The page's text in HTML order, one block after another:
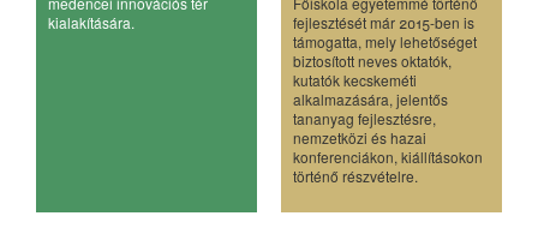
kialakítására.
fejlesztését már 2015-ben is
támogatta, mely lehetőséget
biztosított neves oktatók,
kutatók kecskeméti
alkalmazására, jelentős
tananyag fejlesztésre,
nemzetközi és hazai
konferenciákon, kiállításokon
történő részvételre.